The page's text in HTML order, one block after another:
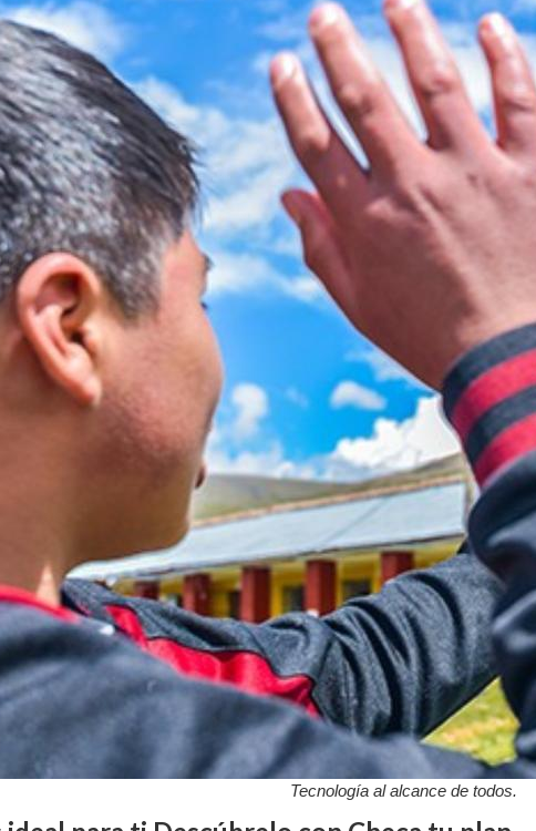
Tecnología al alcance de todos.